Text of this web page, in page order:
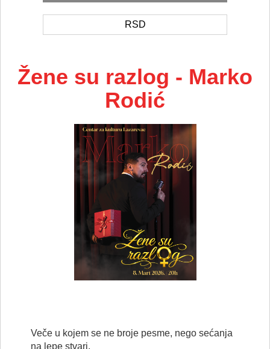
RSD
Žene su razlog - Marko
Rodić
Veče u kojem se ne broje pesme, nego sećanja
na lepe stvari.